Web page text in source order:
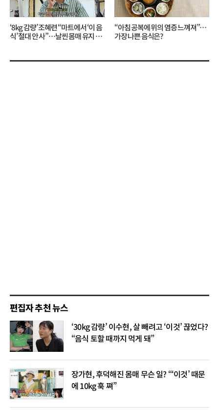
‘8kg 감량’ 조혜련 “마트에서 ‘이 음
식’ 절대 안 사”…날씬 몸매 유지 비
“아침 공복에 위의 염증 느껴져”…
가장 나쁜 음식은?
편집자 추천 뉴스
‘30kg 감량’ 이수현, 살 빼려고 ‘이것’ 끊었다?
“음식 토할 때까지 먹게 돼”
장가현, 후덕해진 몸매 무슨 일? “‘이것’ 때문
에 10kg 훅 쪄”